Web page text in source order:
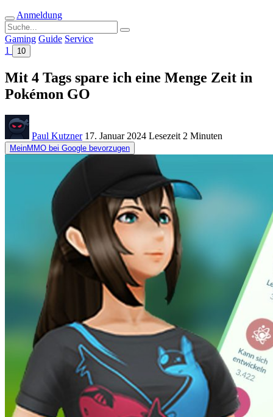
Anmeldung
Suche
nach:
Gaming Guide Service
1
10
Mit 4 Tags spare ich eine Menge Zeit in
Pokémon GO
Paul Kutzner 17. Januar 2024 Lesezeit 2 Minuten
MeinMMO bei Google bevorzugen